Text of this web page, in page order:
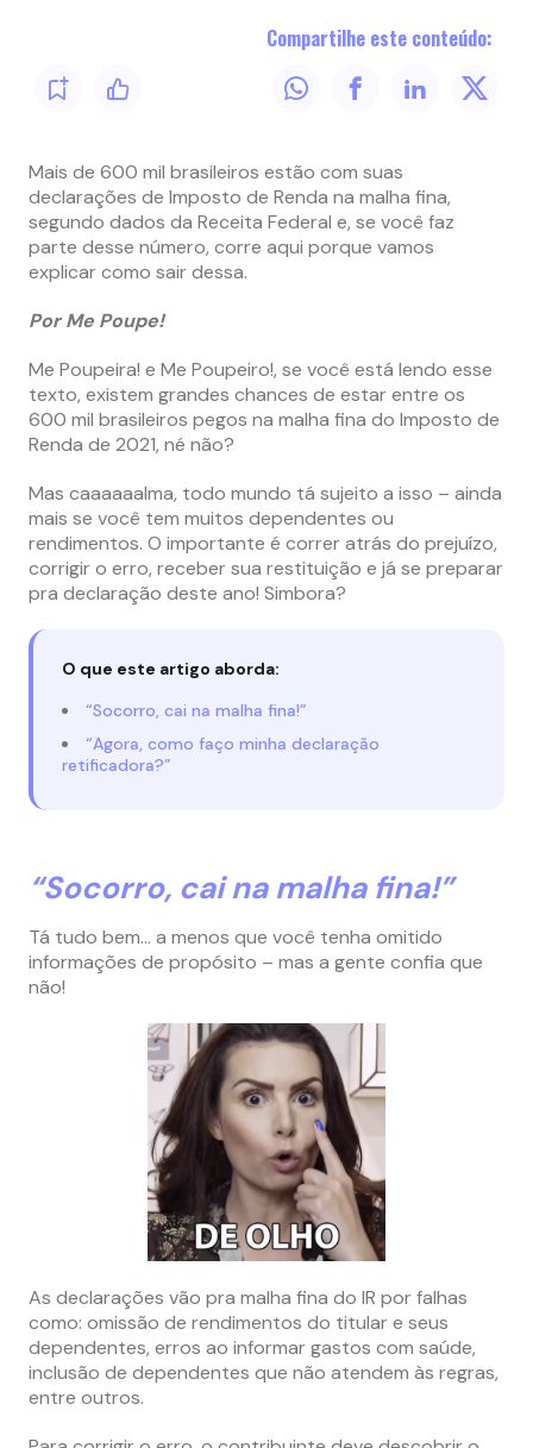
Compartilhe este conteúdo:
Mais de 600 mil brasileiros estão com suas
declarações de Imposto de Renda na malha fina,
segundo dados da Receita Federal e, se você faz
parte desse número, corre aqui porque vamos
explicar como sair dessa.
Por Me Poupe!
Me Poupeira! e Me Poupeiro!, se você está lendo esse
texto, existem grandes chances de estar entre os
600 mil brasileiros pegos na malha fina do Imposto de
Renda de 2021, né não?
Mas caaaaaalma, todo mundo tá sujeito a isso – ainda
mais se você tem muitos dependentes ou
rendimentos. O importante é correr atrás do prejuízo,
corrigir o erro, receber sua restituição e já se preparar
pra declaração deste ano! Simbora?
O que este artigo aborda:
“Socorro, cai na malha fina!”
“Agora, como faço minha declaração
retificadora?”
“Socorro, cai na malha fina!”
Tá tudo bem… a menos que você tenha omitido
informações de propósito – mas a gente confia que
não!
As declarações vão pra malha fina do IR por falhas
como: omissão de rendimentos do titular e seus
dependentes, erros ao informar gastos com saúde,
inclusão de dependentes que não atendem às regras,
entre outros.